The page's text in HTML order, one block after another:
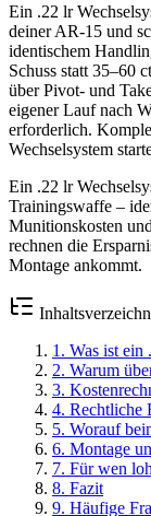
Ein .22 lr
deiner AR-15 und
identischem
Schuss statt 35–60
über Pivot- und
eigener Lauf nach
erforderlich.
Wechselsystem
Ein .22 lr
Trainingswaffe –
Munitionskosten
rechnen die
Montage ankommt.
1 . Was ist ein
2. Warum
3.
4. Rechtliche
5. Worauf
6. Montage
7. Für wen
8. Fazit
9. Häufige